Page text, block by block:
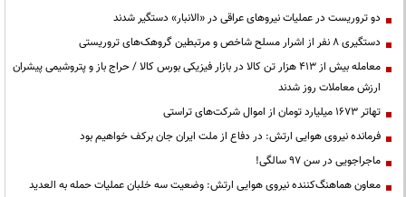
دو تروریست در عملیات نیروهای عراقی در «الانبار» دستگیر شدند
دستگیری ۸ نفر از اشرار مسلح شاخص و مرتبطین گروهک‌های تروریستی
معامله بیش از ۴۱۳ هزار تن کالا در بازار فیزیکی بورس کالا / حراج باز و پتروشیمی پیشران
ارزش معاملات روز شدند
تهاتر ۱۶۷۳ میلیارد تومان از اموال شرکت‌های تراستی
فرمانده نیروی هوایی ارتش: در دفاع از ملت ایران جان برکف خواهیم بود
ماجراجویی در سن ۹۷ سالگی!
معاون هماهنگ‌کننده نیروی هوایی ارتش: وضعیت سه خلبان عملیات حمله به العدید